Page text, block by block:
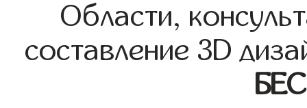
Области,
составление 3D